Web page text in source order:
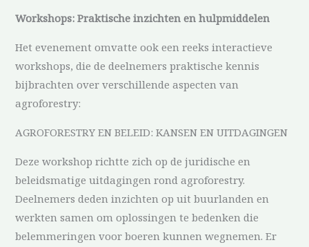
Workshops: Praktische inzichten en hulpmiddelen
Het evenement omvatte ook een reeks interactieve
workshops, die de deelnemers praktische kennis
bijbrachten over verschillende aspecten van
agroforestry:
AGROFORESTRY EN BELEID: KANSEN EN UITDAGINGEN
Deze workshop richtte zich op de juridische en
beleidsmatige uitdagingen rond agroforestry.
Deelnemers deden inzichten op uit buurlanden en
werkten samen om oplossingen te bedenken die
belemmeringen voor boeren kunnen wegnemen. Er